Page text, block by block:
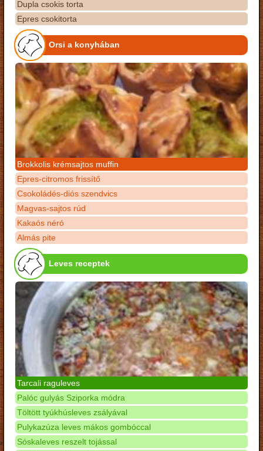
Dupla csokis torta
Epres csokitorta
Orsi a konyhában
Brokkolis krémsajtos muffin
Epres-citromos frissítő
Csokoládés-diós szendvics
Magvas-sajtos rúd
Kakaós néró
Almás pite
Leves receptek
Tarcali raguleves
Palóc gulyás Sziporka módra
Töltött tyúkhúsleves zsályával
Pulykazúza leves mákos gombóccal
Sóskaleves reszelt tojással